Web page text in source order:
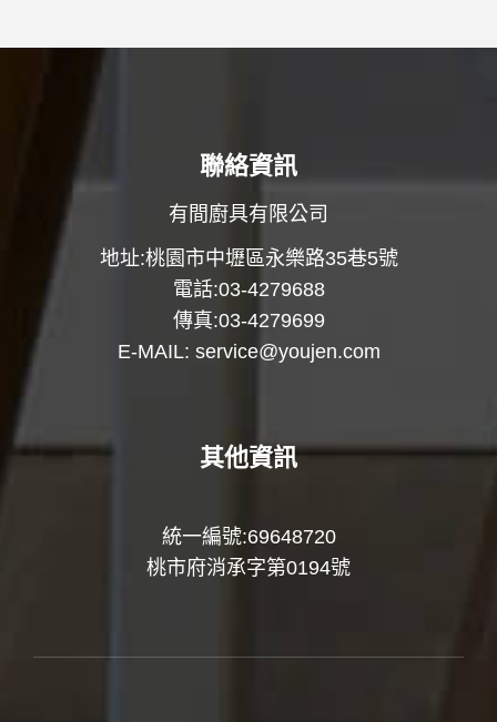
聯絡資訊
有間廚具有限公司
地址:桃園市中壢區永樂路35巷5號
電話:03-4279688
傳真:03-4279699
E-MAIL: service@youjen.com
其他資訊
統一編號:69648720
桃市府消承字第0194號